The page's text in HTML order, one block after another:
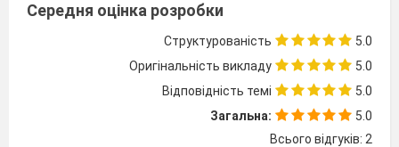
рахувати. Це безглуздя. Цифри в математиці
відіграють наймізернішу, найостаннішу роль.
Це — найвища філософська наука, наука
найбільших поетів...
М.В.Остроградський
Математика – це життя.
Г.Ф.Вороний
Середня оцінка розробки
Структурованість
5.0
Оригінальність викладу
5.0
Відповідність темі
5.0
Загальна:
5.0
Всього відгуків: 2